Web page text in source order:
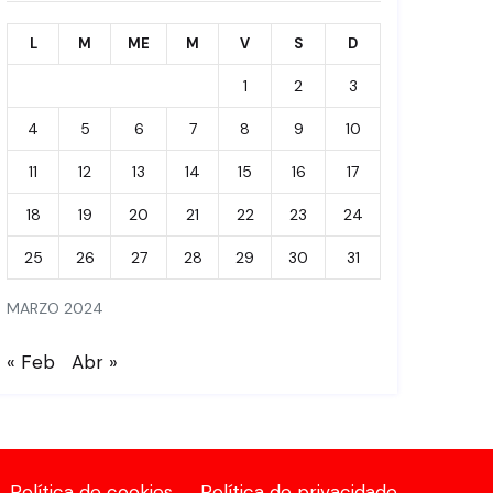
MARZO 2024
L M ME M V S D
1 2 3
4 5 6 7 8 9 10
11 12 13 14 15 16 17
18 19 20 21 22 23 24
25 26 27 28 29 30 31
« Feb Abr »